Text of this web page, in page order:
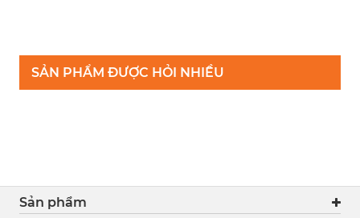
SẢN PHẨM ĐƯỢC HỎI NHIỀU
Sản phẩm